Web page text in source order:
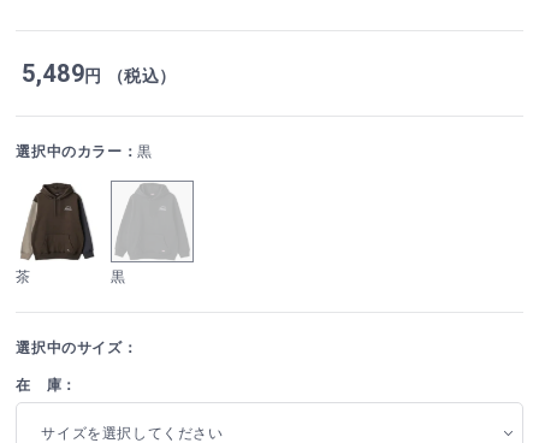
5,489円 （税込）
選択中のカラー：黒
茶 黒
選択中のサイズ：
在 庫：
サイズを選択してください